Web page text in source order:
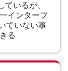
いるが、
インターフ
ていない事
る